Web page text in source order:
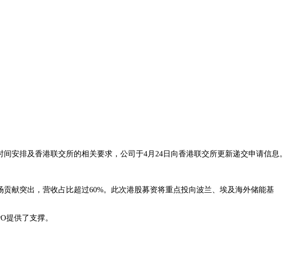
安排及香港联交所的相关要求，公司于4月24日向香港联交所更新递交申请信息。
献突出，营收占比超过60%。此次港股募资将重点投向波兰、埃及海外储能基
提供了支撑。